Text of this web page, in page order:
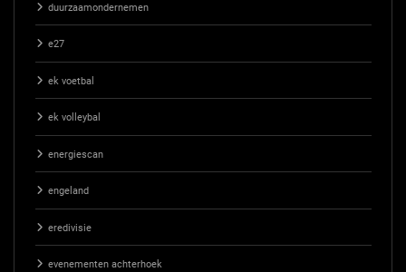
duurzaamondernemen
e27
ek voetbal
ek volleybal
energiescan
engeland
eredivisie
evenementen achterhoek